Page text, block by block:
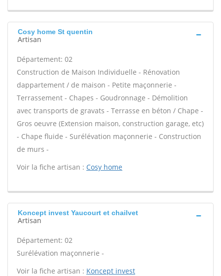
Cosy home St quentin
Artisan
Département: 02
Construction de Maison Individuelle - Rénovation
dappartement / de maison - Petite maçonnerie -
Terrassement - Chapes - Goudronnage - Démolition
avec transports de gravats - Terrasse en béton / Chape -
Gros oeuvre (Extension maison, construction garage, etc)
- Chape fluide - Surélévation maçonnerie - Construction
de murs -
Voir la fiche artisan : Cosy home
Koncept invest Yaucourt et chailvet
Artisan
Département: 02
Surélévation maçonnerie -
Voir la fiche artisan : Koncept invest